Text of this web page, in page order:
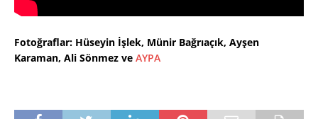
Fotoğraflar: Hüseyin İşlek, Münir Bağrıaçık, Ayşen
Karaman, Ali Sönmez ve AYPA